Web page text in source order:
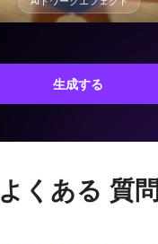
生成する
よくある 質問